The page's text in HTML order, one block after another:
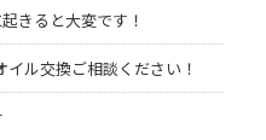
きると大変です！
ル交換ご相談ください！